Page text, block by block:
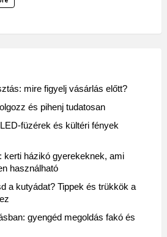
mire figyelj vásárlás előtt?
és pihenj tudatosan
füzérek és kültéri fények
kerti házikó gyerekeknek, ami
használható
a kutyádat? Tippek és trükkök a
gyengéd megoldás fakó és